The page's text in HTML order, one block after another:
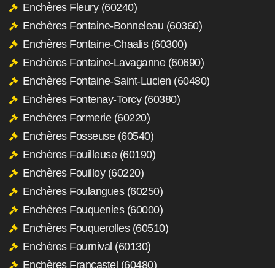
Enchères Fleury (60240)
Enchères Fontaine-Bonneleau (60360)
Enchères Fontaine-Chaalis (60300)
Enchères Fontaine-Lavaganne (60690)
Enchères Fontaine-Saint-Lucien (60480)
Enchères Fontenay-Torcy (60380)
Enchères Formerie (60220)
Enchères Fosseuse (60540)
Enchères Fouilleuse (60190)
Enchères Fouilloy (60220)
Enchères Foulangues (60250)
Enchères Fouquenies (60000)
Enchères Fouquerolles (60510)
Enchères Fournival (60130)
Enchères Francastel (60480)